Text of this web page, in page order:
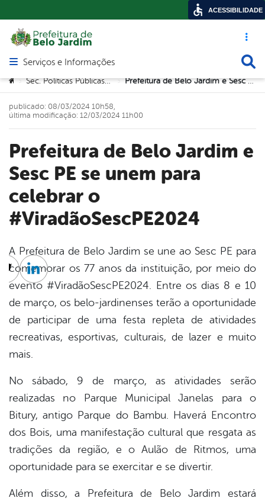
Acesso
Abrir menu principal de navegação
Serviços e Informações
Você está aqui:
> Sec. Políticas Públicas para a Mulher > Prefeitura de Belo Jardim e Sesc PE se unem para celebrar o #ViradãoSescPE2024
Prefeitura de Belo Jardim e
Sesc PE se unem para
celebrar o
#ViradãoSescPE2024
publicado: 08/03/2024 10h58,
última modificação: 12/03/2024 11h00
A Prefeitura de Belo Jardim se une ao Sesc PE para
comemorar os 77 anos da instituição, por meio do
evento #ViradãoSescPE2024. Entre os dias 8 e 10
de março, os belo-jardinenses terão a oportunidade
de participar de uma festa repleta de atividades
recreativas, esportivas, culturais, de lazer e muito
mais.
No sábado, 9 de março, as atividades serão
realizadas no Parque Municipal Janelas para o
Bitury, antigo Parque do Bambu. Haverá Encontro
dos Bois, uma manifestação cultural que resgata as
tradições da região, e o Aulão de Ritmos, uma
oportunidade para se exercitar e se divertir.
Além disso, a Prefeitura de Belo Jardim estará
Twitter
Linkedin
ACESSIBILIDADE